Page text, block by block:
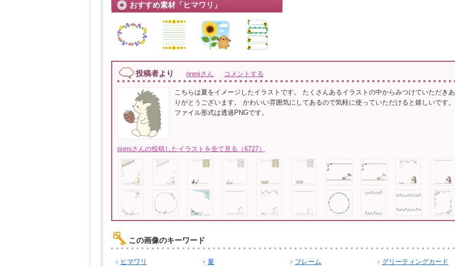
おすすめ素材「ヒマワリ」
投稿者より rinmiさん コメントする
こちらは夏をイメージしたイラストです。 たくさんあるイラストの中からみつけていただきあ
りがとうございます。 かわいい雰囲気にしてあるので気軽に使っていただけると嬉しいです。
ファイル形式は透過PNGです。
rinmiさんの投稿したイラストを全て見る（6727）
この画像のキーワード
ヒマワリ 夏 フレーム
グリーティングカード